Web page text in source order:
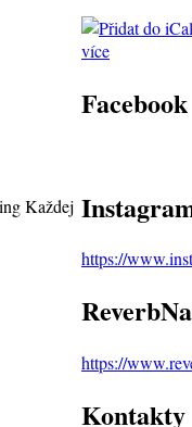
Každej
více
Facebook
https://
https://
Kontakty